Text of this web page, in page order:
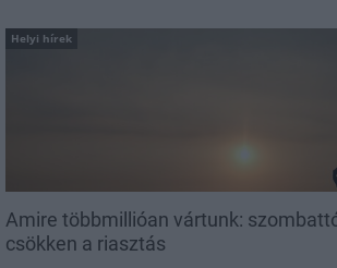
Helyi hírek
Amire többmillióan vártunk:
csökken a riasztás